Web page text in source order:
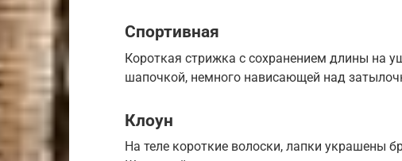
Спортивная
Короткая стрижка с сохранением длины на
шапочкой, немного нависающей над
Клоун
На теле короткие волоски, лапки украшены